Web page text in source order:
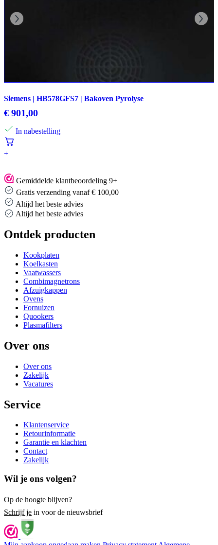
Siemens | HB578GFS7 | Bakoven Pyrolyse
€ 901,00
In nabestelling
+
Gemiddelde klantbeoordeling 9+
Gratis verzending vanaf € 100,00
Altijd het beste advies
Altijd het beste advies
Ontdek producten
Kookplaten
Koelkasten
Vaatwassers
Combimagnetrons
Afzuigkappen
Ovens
Fornuizen
Quookers
Plasmafilters
Over ons
Over ons
Zakelijk
Vacatures
Service
Klantenservice
Retourinformatie
Garantie en klachten
Contact
Zakelijk
Wil je ons volgen?
Op de hoogte blijven?
Schrijf je in voor de nieuwsbrief